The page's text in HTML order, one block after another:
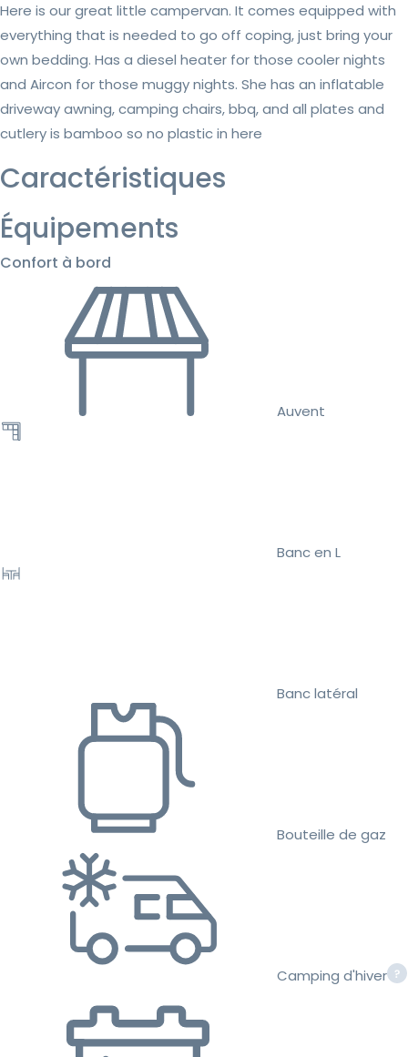
Here is our great little campervan. It comes equipped with
everything that is needed to go off coping, just bring your
own bedding. Has a diesel heater for those cooler nights
and Aircon for those muggy nights. She has an inflatable
driveway awning, camping chairs, bbq, and all plates and
cutlery is bamboo so no plastic in here
Caractéristiques
Équipements
Confort à bord
Auvent
Banc en L
Banc latéral
Bouteille de gaz
Camping d'hiver